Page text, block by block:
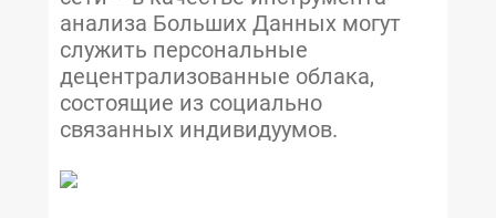
анализа Больших Данных могут
cлужить персональные
децентрализованные облака,
состоящие из социально
связанных индивидуумов.